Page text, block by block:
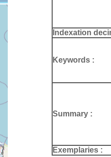
Indexation
Keywords :
Summary :
Exemplaries :